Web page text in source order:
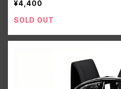
¥4,400
SOLD OUT